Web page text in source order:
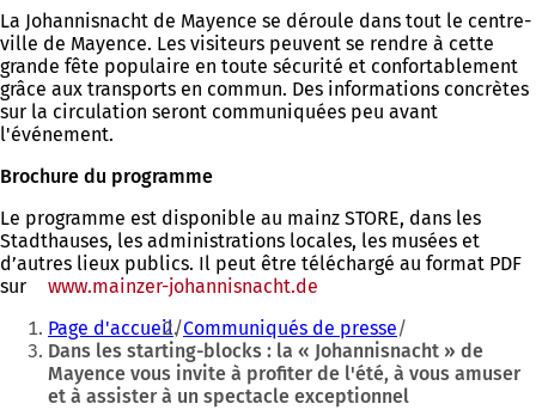
La Johannisnacht de Mayence se déroule dans tout le centre-
ville de Mayence. Les visiteurs peuvent se rendre à cette
grande fête populaire en toute sécurité et confortablement
grâce aux transports en commun. Des informations concrètes
sur la circulation seront communiquées peu avant
l'événement.
Brochure du programme
Le programme est disponible au mainz STORE, dans les
Stadthauses, les administrations locales, les musées et
d’autres lieux publics. Il peut être téléchargé au format PDF
sur
www.mainzer-johannisnacht.de
un
nouvel
onglet)
Vous
êtes
Page d'accueil Communiqués de presse
Dans les starting-blocks : la « Johannisnacht » de
Mayence vous invite à profiter de l'été, à vous amuser
et à assister à un spectacle exceptionnel